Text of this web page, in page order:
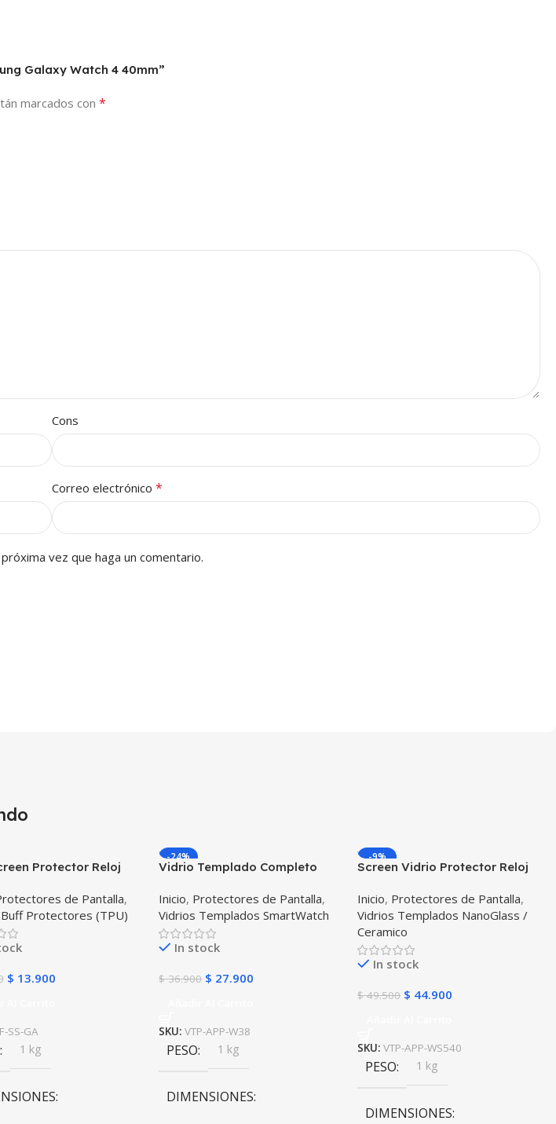
Galaxy Watch 4 40mm”
marcados con *
Cons
Correo electrónico *
vez que haga un comentario.
Protector Reloj
Galaxy Active
de Pantalla,
Protectores (TPU)
$ 13.900
SS-GA
1 kg
-24%
Vidrio Templado Completo
38mm
Inicio, Protectores de Pantalla,
Vidrios Templados SmartWatch
In stock
$36.900 $ 27.900
SKU:VTP-APP-W38
PESO 1 kg
DIMENSIONES
-9%
Screen Vidrio Protector Reloj
Unidades
Inicio, Protectores de Pantalla,
Vidrios Templados NanoGlass /
Ceramico
In stock
$49.500 $ 44.900
SKU:VTP-APP-WS540
PESO 1 kg
DIMENSIONES